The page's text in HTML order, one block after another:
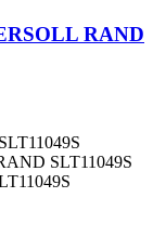
RAND
SLT11049S